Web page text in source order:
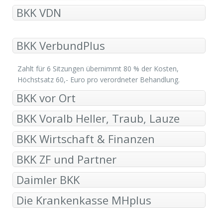
BKK VDN
BKK VerbundPlus
Zahlt für 6 Sitzungen übernimmt 80 % der Kosten,
Höchstsatz 60,- Euro pro verordneter Behandlung.
BKK vor Ort
BKK Voralb Heller, Traub, Lauze
BKK Wirtschaft & Finanzen
BKK ZF und Partner
Daimler BKK
Die Krankenkasse MHplus